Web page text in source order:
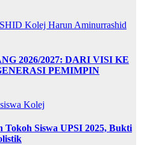
Kolej Harun Aminurrashid
2026/2027: DARI VISI KE
PEMIMPIN
Kolej
Siswa UPSI 2025, Bukti